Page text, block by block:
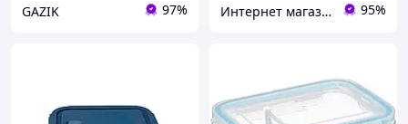
GAZIK 97% Интернет магазин - Маркет 95%